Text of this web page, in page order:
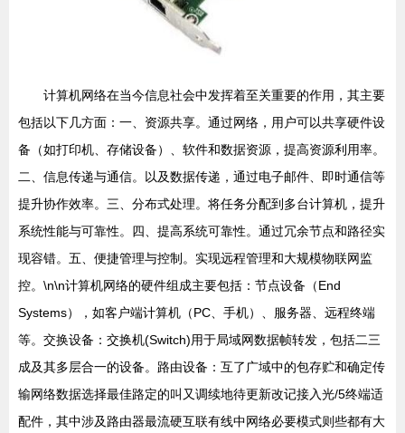
计算机网络在当今信息社会中发挥着至关重要的作用，其主要
包括以下几方面：一、资源共享。通过网络，用户可以共享硬件设
备（如打印机、存储设备）、软件和数据资源，提高资源利用率。
二、信息传递与通信。以及数据传递，通过电子邮件、即时通信等
提升协作效率。三、分布式处理。将任务分配到多台计算机，提升
系统性能与可靠性。四、提高系统可靠性。通过冗余节点和路径实
现容错。五、便捷管理与控制。实现远程管理和大规模物联网监
控。\n\n计算机网络的硬件组成主要包括：节点设备（End
Systems），如客户端计算机（PC、手机）、服务器、远程终端
等。交换设备：交换机(Switch)用于局域网数据帧转发，包括二三
成及其多层合一的设备。路由设备：互了广域中的包存贮和确定传
输网络数据选择最佳路定的叫又调续地待更新改记接入光/5终端适
配件，其中涉及路由器最流硬互联有线中网络必要模式则些都有大